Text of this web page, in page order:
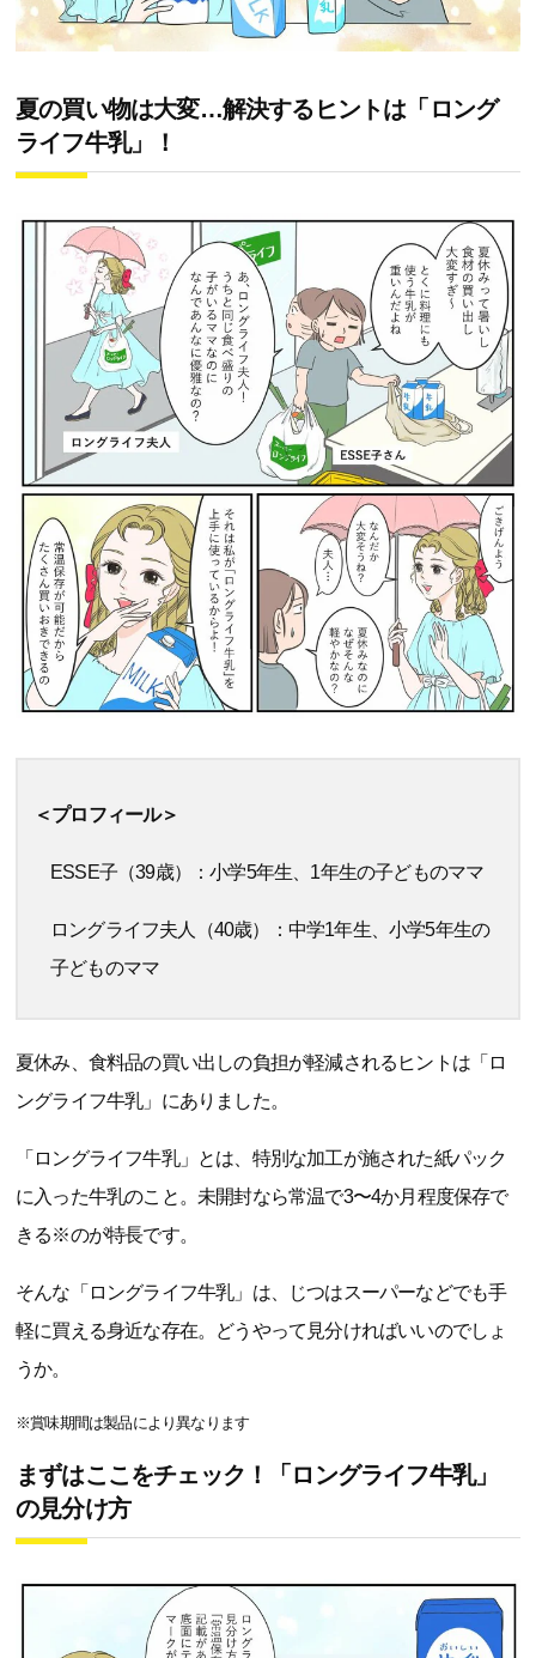
夏の買い物は大変…解決するヒントは「ロング
ライフ牛乳」！
＜プロフィール＞
ESSE子（39歳）：小学5年生、1年生の子どものママ
ロングライフ夫人（40歳）：中学1年生、小学5年生の
子どものママ
夏休み、食料品の買い出しの負担が軽減されるヒントは「ロ
ングライフ牛乳」にありました。
「ロングライフ牛乳」とは、特別な加工が施された紙パック
に入った牛乳のこと。未開封なら常温で3〜4か月程度保存で
きる※のが特長です。
そんな「ロングライフ牛乳」は、じつはスーパーなどでも手
軽に買える身近な存在。どうやって見分ければいいのでしょ
うか。
※賞味期間は製品により異なります
まずはここをチェック！「ロングライフ牛乳」
の見分け方